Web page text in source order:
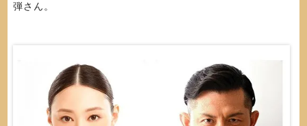
弾さん。